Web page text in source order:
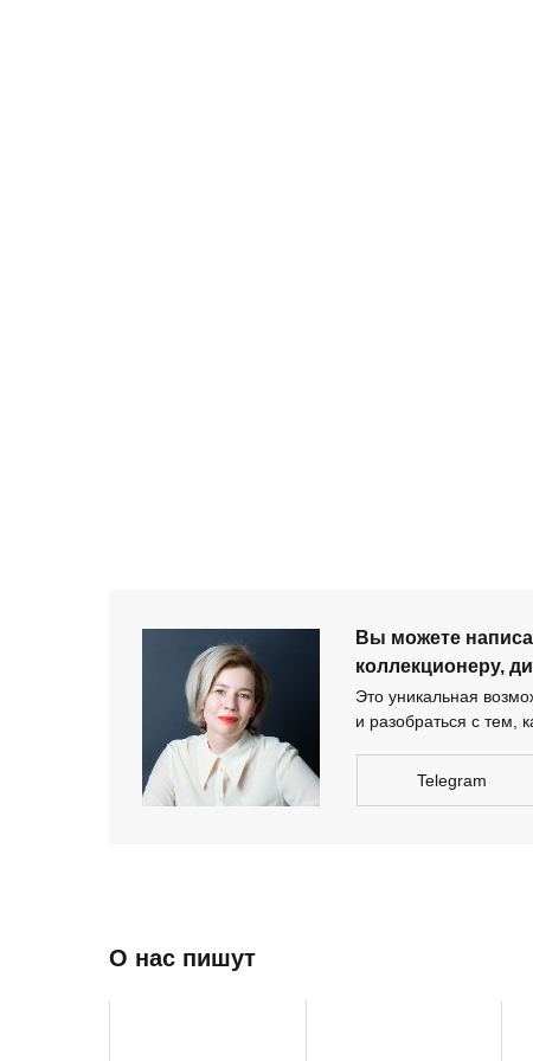
Telegram
Это уникальная
и разобраться с тем,
Вы можете
коллекционеру,
О нас пишут